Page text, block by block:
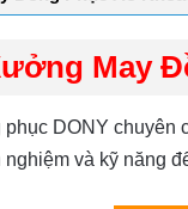
May
DONY chuyên
và kỹ năng